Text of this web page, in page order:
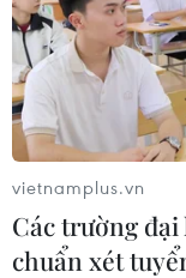
biết cách làm chủ
vietnamplus.vn
Các trường
chuẩn xét